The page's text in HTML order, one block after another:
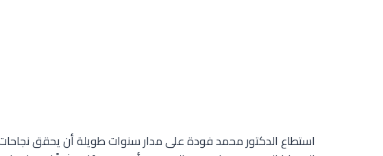
استطاع الدكتور محمد فودة على مدار سنوات طويلة أن يحقق